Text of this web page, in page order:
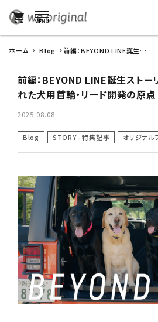
shopping_cart
ホーム Blog
前編：BEYOND LINE誕生ス
前編：BEYOND LINE誕生スト
れた犬用首輪・リード開発の原点
2025.08.08
Blog STORY - 特集記事 オリジナル